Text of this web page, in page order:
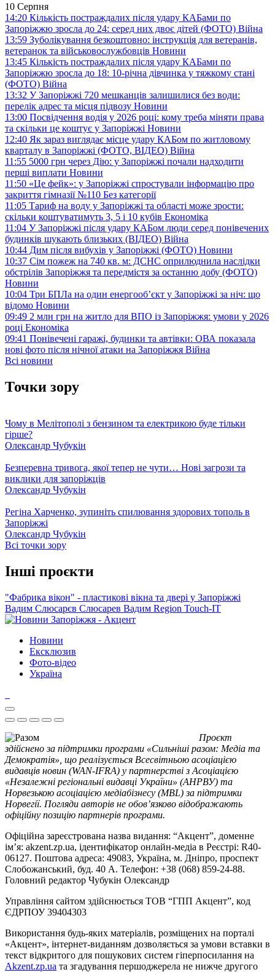
10 Серпня
14:20 Кількість постраждалих після удару КАБами по
Запоріжжю зросла до 24: серед них двоє дітей (ФОТО) Війна
13:59 Зуболікування безкоштовно: інструкція для ветеранів,
ветеранок та військовослужбовців Новини
13:45 Кількість постраждалих після удару КАБами по
Запоріжжю зросла до 18: 10-річна дівчинка у тяжкому стані
(ФОТО) Війна
13:32 У Запоріжжі 720 мешканців залишилися без води:
перелік адрес та місця підвозу Новини
13:00 Посвідчення водія у 2026 році: кому треба міняти права
та скільки це коштує у Запоріжжі Новини
12:40 Як зараз виглядає місце удару КАБом по житловому
кварталу в Запоріжжі (ФОТО, ВІДЕО) Війна
11:55 5000 грн через Дію: у Запоріжжі почали надходити
перші виплати Новини
11:50 «Це фейк»: у Запоріжжі спростували інформацію про
закриття гімназії №110 Без категорії
11:05 Тариф на воду у Запоріжжі та області може зрости:
скільки коштуватимуть 3, 5 і 10 кубів Економіка
11:04 У Запоріжжі після удару КАБом люди серед понівечених
будинків шукають близьких (ВІДЕО) Війна
10:44 Дим після вибухів у Запоріжжі (ФОТО) Новини
10:37 Сім пожеж на 740 кв. м: ДСНС оприлюднила наслідки
обстрілів Запоріжжя та передмістя за останню добу (ФОТО)
Новини
10:04 Три БПЛа на один енергооб’єкт у Запоріжжі за ніч: що
відомо Новини
09:49 2 млн грн на житло для ВПО із Запоріжжя: умови у 2026
році Економіка
09:41 Понівечені гаражі, будинки та автівки: ОВА показала
нові фото після нічної атаки на Запоріжжя Війна
Всі новини
Точки зору
Чому в Мелітополі з бензином та електрикою буде тільки
гірше?
Олександр Чубукін
Безперевна тривога, якої тепер не чути… Нові загрози та
виклики для запоріжців
Олександр Чубукін
Регіна Харченко, зупиніть спилювання здорових тополь в
Запоріжжі
Олександр Чубукін
Всі точки зору
Інші проєкти
"Фабрика вікон" - пластикові вікна та двері у Запоріжжі
Вадим Слюсарєв Слюсарев Вадим Region Touch-IT
Новини
Ексклюзив
Фото-відео
Україна
Проєкт
здійснено за підтримки програми «Сильніші разом: Медіа та
Демократія», що реалізується Всесвітньою асоціацією
видавців новин (WAN-IFRA) у партнерстві з Асоціацією
«Незалежні регіональні видавці України» (АНРВУ) та
Норвезькою асоціацією медіабізнесу (MBL) за підтримки
Норвегії. Погляди авторів не обов’язково відображають
офіційну позицію партнерів програми.
Офіційна зареєстрована назва видання: “Акцент”, доменне
ім’я: akzent.zp.ua, ідентифікатор онлайн-медіа в Реєстрі: R40-
06127. Поштова адреса: 49083, Україна, м. Дніпро, проспект
Слобожанський, буд. 40 А. Телефон: +38 (068) 859-24-88.
Головний редактор Чубукін Олександр
Управління сайтом здійснюється ТОВ “ГПП Акцент”, код
ЄДРПОУ 39404303
Використання будь-яких матеріалів, розміщених на порталі
«Акцент», інтернет-виданням дозволяється за умови вставки в
текст відкритого для пошукових систем гіперпосилання на
Akzent.zp.ua та згадування першоджерела не нижче другого